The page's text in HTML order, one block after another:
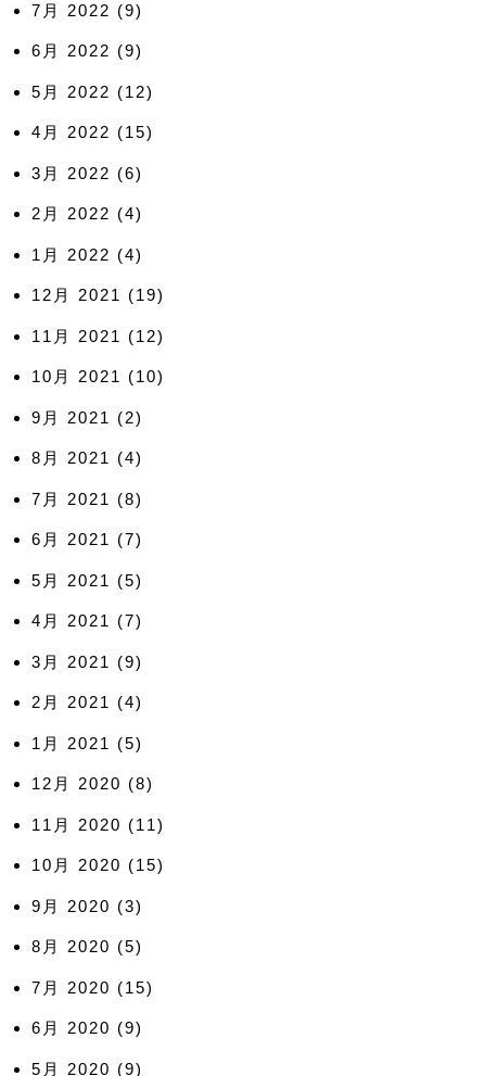
7月 2022 (9)
6月 2022 (9)
5月 2022 (12)
4月 2022 (15)
3月 2022 (6)
2月 2022 (4)
1月 2022 (4)
12月 2021 (19)
11月 2021 (12)
10月 2021 (10)
9月 2021 (2)
8月 2021 (4)
7月 2021 (8)
6月 2021 (7)
5月 2021 (5)
4月 2021 (7)
3月 2021 (9)
2月 2021 (4)
1月 2021 (5)
12月 2020 (8)
11月 2020 (11)
10月 2020 (15)
9月 2020 (3)
8月 2020 (5)
7月 2020 (15)
6月 2020 (9)
5月 2020 (9)